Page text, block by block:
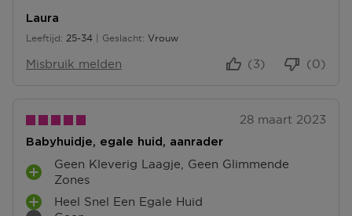
Laura
Leeftijd
25 tot 3425-34 Geslacht Vrouw
Misbruik melden (0)
(3)
28 maart 2023
Babyhuidje, egale huid, aanrader
P
L
U
Geen Kleverig Laagje, Geen Glimmende
Zones
P
Heel Snel Een Egale Huid